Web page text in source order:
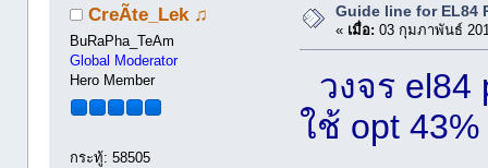
CreÃte_Lek ♫
BuRaPha_TeAm
Global Moderator
Hero Member
กระทู้: 58505
Guide line for EL84
« เมื่อ: 03 กุมภาพันธ์
วงจร el84
ใช้ opt